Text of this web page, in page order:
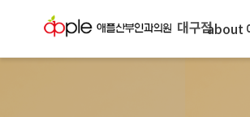
대구점about